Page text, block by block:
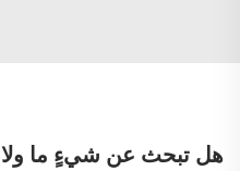
هل تبحث عن شيءٍ ما ولا